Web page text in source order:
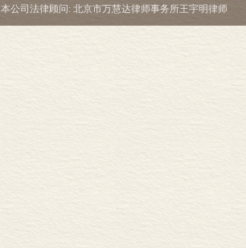
本公司法律顾问: 北京市万慧达律师事务所王宇明律师